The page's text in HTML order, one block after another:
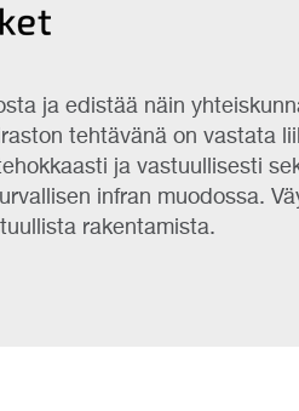
ja edistää näin
tehtävänä on vastata
ja vastuullisesti
infran muodossa.
rakentamista.